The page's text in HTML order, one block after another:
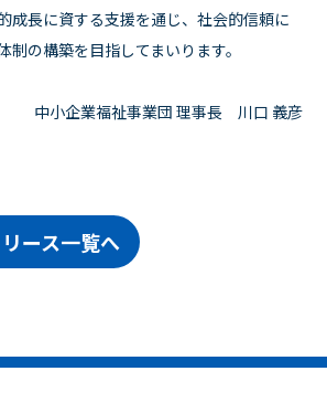
成長に資する支援を通じ、社会的信頼に
制の構築を目指してまいります。
中小企業福祉事業団 理事長 川口 義彦
ース一覧へ